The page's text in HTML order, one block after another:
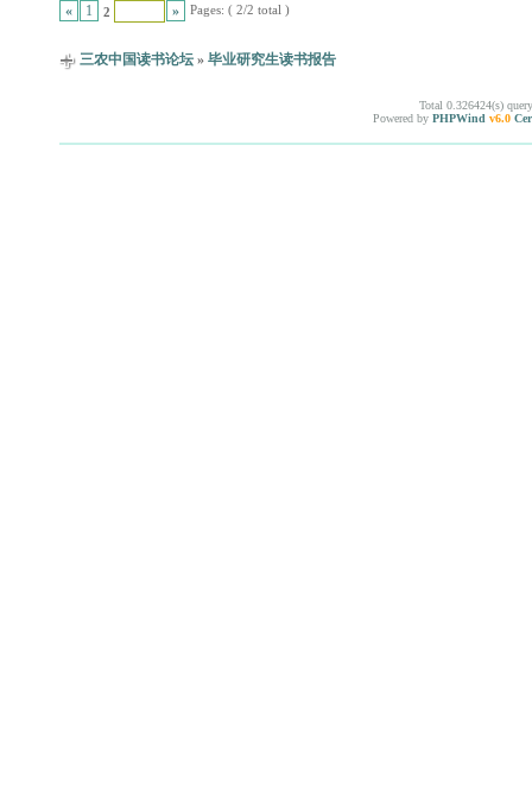
« 1 2 » Pages: ( 2/2 total )
三农中国读书论坛 » 毕业研究生读书报告
Total 0.326424(s)
Powered by PHPWind v6.0